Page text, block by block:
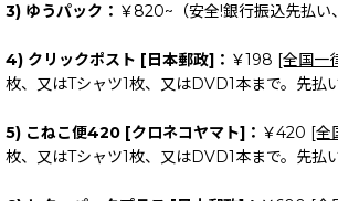
3) ゆうパック： ￥820~（安全!銀行振込先払い
4) クリックポスト [日本郵政]： ￥198 [全国一
枚、又はTシャツ1枚、又はDVD1本まで。先払
5) こねこ便420 [クロネコヤマト]： ￥420 [全
枚、又はTシャツ1枚、又はDVD1本まで。先払